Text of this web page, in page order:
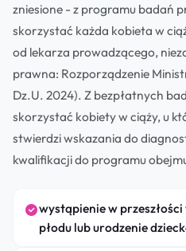
zniesione - z programu badań
skorzystać każda kobieta w
od lekarza prowadzącego,
prawna: Rozporządzenie
Dz.U. 2024). Z bezpłatnych
skorzystać kobiety w ciąży, u
stwierdzi wskazania do
kwalifikacji do programu
wystąpienie w
płodu lub urodzenie